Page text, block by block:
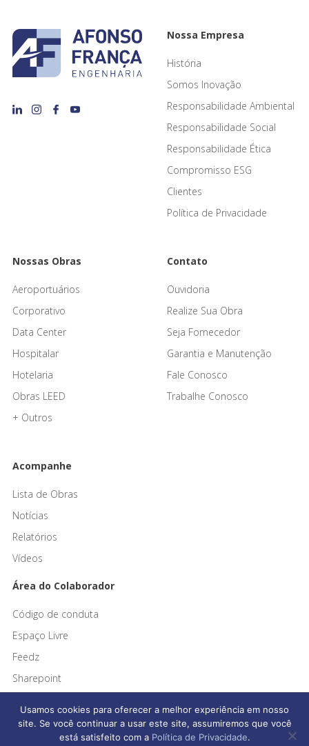
Nossa Empresa
História
Somos Inovação
Responsabilidade Ambiental
Responsabilidade Social
Responsabilidade Ética
Compromisso ESG
Clientes
Política de Privacidade
Nossas Obras
Aeroportuários
Corporativo
Data Center
Hospitalar
Hotelaria
Obras LEED
+ Outros
Contato
Ouvidoria
Realize Sua Obra
Seja Fornecedor
Garantia e Manutenção
Fale Conosco
Trabalhe Conosco
Acompanhe
Lista de Obras
Notícias
Relatórios
Vídeos
Área do Colaborador
Código de conduta
Espaço Livre
Feedz
Sharepoint
Usamos cookies para oferecer a melhor experiência em nosso
site. Se você continuar a usar este site, assumiremos que você
está satisfeito com a Política de Privacidade.